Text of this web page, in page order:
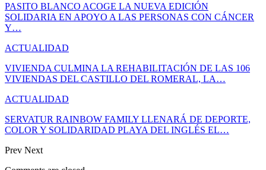
PASITO BLANCO ACOGE LA NUEVA EDICIÓN
SOLIDARIA EN APOYO A LAS PERSONAS CON CÁNCER
Y…
ACTUALIDAD
VIVIENDA CULMINA LA REHABILITACIÓN DE LAS 106
VIVIENDAS DEL CASTILLO DEL ROMERAL, LA…
ACTUALIDAD
SERVATUR RAINBOW FAMILY LLENARÁ DE DEPORTE,
COLOR Y SOLIDARIDAD PLAYA DEL INGLÉS EL…
Prev Next